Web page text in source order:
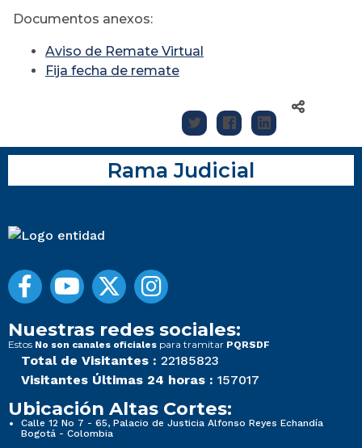
Documentos anexos:
Aviso de Remate Virtual
Fija fecha de remate
Rama Judicial
Nuestras redes sociales:
Estos No son canales oficiales para tramitar PQRSDF
Total de Visitantes : 22185823
Visitantes Últimas 24 horas : 157017
Ubicación Altas Cortes:
Calle 12 No 7 - 65, Palacio de Justicia Alfonso Reyes Echandía
Bogotá - Colombia